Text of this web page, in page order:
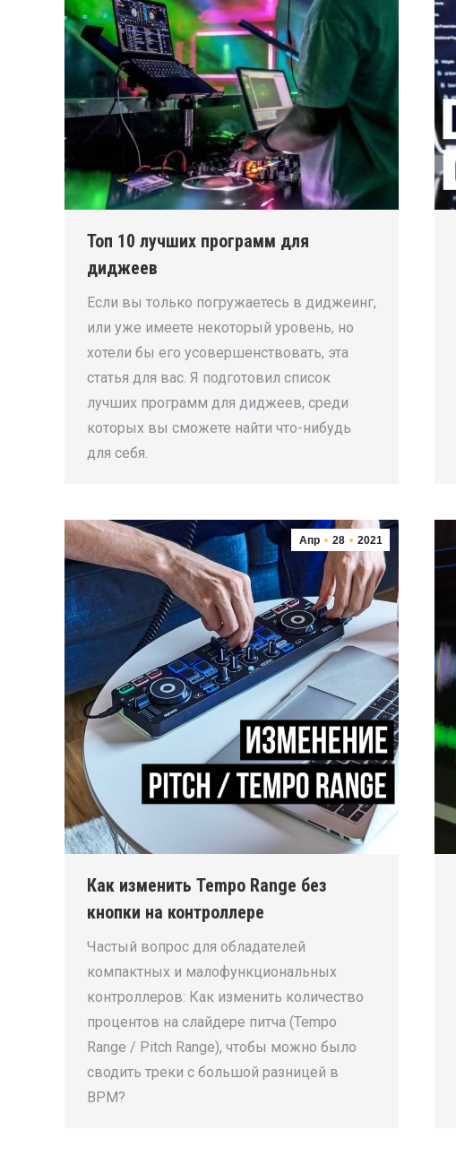
Топ 10 лучших программ для
диджеев
Если вы только погружаетесь в диджеинг,
или уже имеете некоторый уровень, но
хотели бы его усовершенствовать, эта
статья для вас. Я подготовил список
лучших программ для диджеев, среди
которых вы сможете найти что-нибудь
для себя.
Апр 28 2021
Как изменить Tempo Range без
кнопки на контроллере
Частый вопрос для обладателей
компактных и малофункциональных
контроллеров: Как изменить количество
процентов на слайдере питча (Tempo
Range / Pitch Range), чтобы можно было
сводить треки с большой разницей в
BPM?